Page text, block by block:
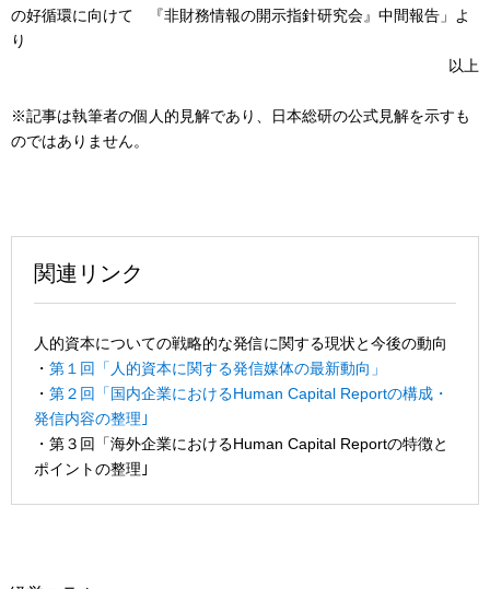
の好循環に向けて 『非財務情報の開示指針研究会』中間報告」よ
り
以上
※記事は執筆者の個人的見解であり、日本総研の公式見解を示すも
のではありません。
関連リンク
人的資本についての戦略的な発信に関する現状と今後の動向
・ 第１回「人的資本に関する発信媒体の最新動向」
・ 第２回「国内企業におけるHuman Capital Reportの構成・
発信内容の整理｣
・第３回「海外企業におけるHuman Capital Reportの特徴と
ポイントの整理｣